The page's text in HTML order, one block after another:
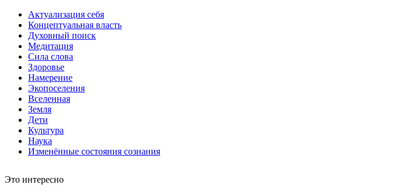
Актуализация себя
Концептуальная власть
Духовный поиск
Медитация
Сила слова
Здоровье
Намерение
Экопоселения
Вселенная
Земля
Дети
Культура
Наука
Изменённые состояния сознания
Это интересно